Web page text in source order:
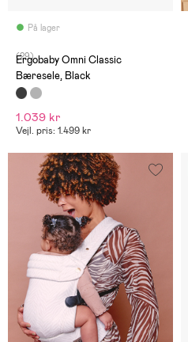
På lager
(29)
Ergobaby Omni Classic
Bæresele, Black
1.039 kr
Vejl. pris: 1.499 kr